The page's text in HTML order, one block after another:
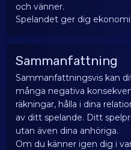
och vänner.
Spelandet ger dig
Sammanfattning
Sammanfattningsvis kan
många negativa
räkningar, hålla i dina
av ditt spelande. Ditt
utan även dina anhöriga.
Om du känner igen dig i